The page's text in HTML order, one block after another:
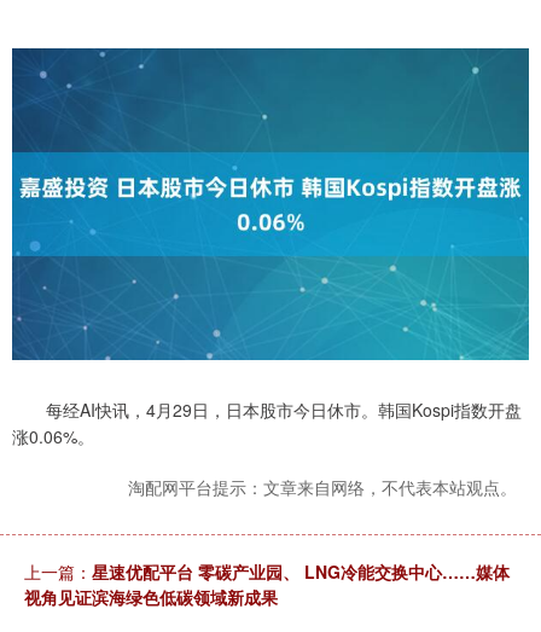
每经AI快讯，4月29日，日本股市今日休市。韩国Kospi指数开盘
涨0.06%。
淘配网平台提示：文章来自网络，不代表本站观点。
上一篇： 星速优配平台 零碳产业园、 LNG冷能交换中心……媒体
视角见证滨海绿色低碳领域新成果